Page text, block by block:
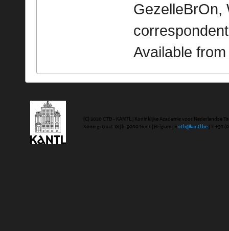
GezelleBrOn,
Available
(C) 2020 CTB - KANTL | Koninklijke Academie voor Nederlandse
Koningstraat 18 | b-9000 Gent | Belgium | E ctb@kantl.be | T +32